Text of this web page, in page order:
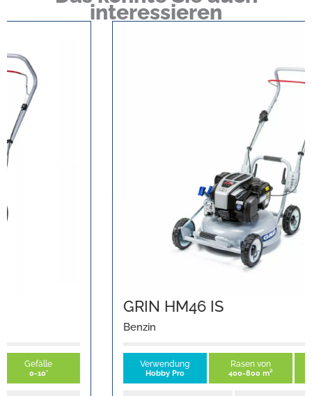
interessieren
GRIN HM46 IS
Verwendung Rasen von
400-800 m²
Gefälle
0-10°